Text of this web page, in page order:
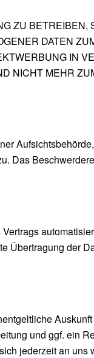
ZU BETREIBEN,
DATEN
IN
NICHT MEHR
Das
Übertragung der
und ggf. ein
jederzeit an uns